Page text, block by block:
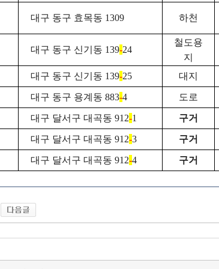
대구 동구 효목동 1309 하천
대구 동구 신기동 139-24
철도용
지
대구 동구 신기동 139-25 대지
대구 동구 용계동 883-4 도로
대구 달서구 대곡동 912-1 구거
대구 달서구 대곡동 912-3 구거
대구 달서구 대곡동 912-4 구거